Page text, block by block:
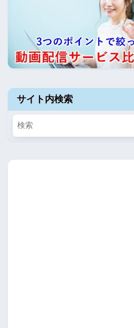
サイト内検索